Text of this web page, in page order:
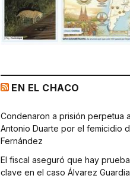
EN EL CHACO
Condenaron a prisión perpetua
Antonio Duarte por el femicidio
Fernández
El fiscal aseguró que hay
clave en el caso Álvarez Guardia